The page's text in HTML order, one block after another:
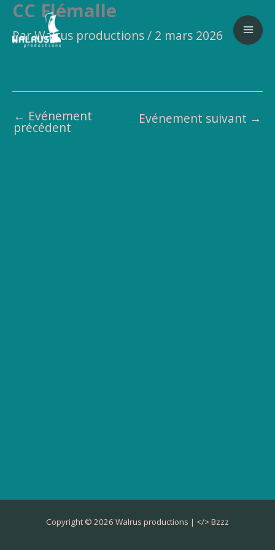
Aller
contenu
CC Flémalle
ParWalrus productions/ 2 mars 2026
← Evénement
précédent
Evénement suivant →
Copyright © 2026 Walrus productions | </>Bzzz